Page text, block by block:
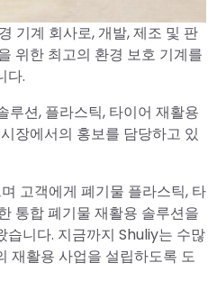
기계 회사로, 개발, 제조 및 판
위한 최고의 환경 보호 기계를
다.
션, 플라스틱, 타이어 재활용
장에서의 홍보를 담당하고 있
고객에게 폐기물 플라스틱, 타
통합 폐기물 재활용 솔루션을
니다. 지금까지 Shuliy는 수많
재활용 사업을 설립하도록 도